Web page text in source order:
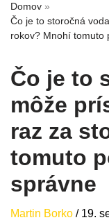
Domov »
Čo je to storočná
rokov? Mnohí tomuto
Čo je to
môže
raz za
tomuto
správne
Martin Borko / 19.